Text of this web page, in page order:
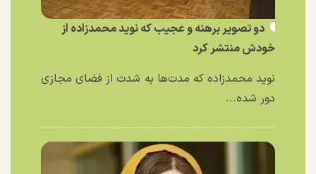
دو تصویر برهنه و عجیب که نوید محمدزاده از
خودش منتشر کرد
نوید محمدزاده که مدت‌ها به شدت از فضای مجازی
دور شده...